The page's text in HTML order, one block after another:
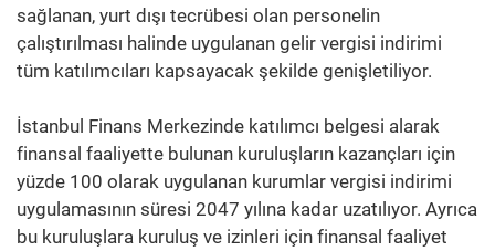
sağlanan, yurt dışı tecrübesi olan personelin
çalıştırılması halinde uygulanan gelir vergisi indirimi
tüm katılımcıları kapsayacak şekilde genişletiliyor.
İstanbul Finans Merkezinde katılımcı belgesi alarak
finansal faaliyette bulunan kuruluşların kazançları için
yüzde 100 olarak uygulanan kurumlar vergisi indirimi
uygulamasının süresi 2047 yılına kadar uzatılıyor. Ayrıca
bu kuruluşlara kuruluş ve izinleri için finansal faaliyet